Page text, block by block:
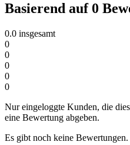
Basierend auf 0
0.0 insgesamt
0
0
0
0
0
Nur eingeloggte Kunden, die
eine Bewertung abgeben.
Es gibt noch keine Bewertungen.